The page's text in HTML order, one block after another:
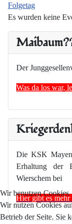
Der
Was da los war,
Die KSK
Erhaltung der
Wierschem bei
Hier gibt es
Folgetag
Es wurden keine
Wir benutzen Cookies
Wir nutzen Cookies
Betrieb der Seite. Sie